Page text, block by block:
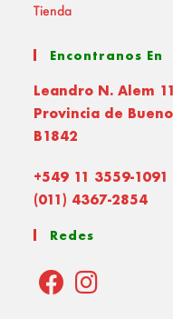
Tienda
Encontranos En
Leandro N. Alem
Provincia de
B1842
+549 11 3559-1091
(011) 4367-2854
Redes